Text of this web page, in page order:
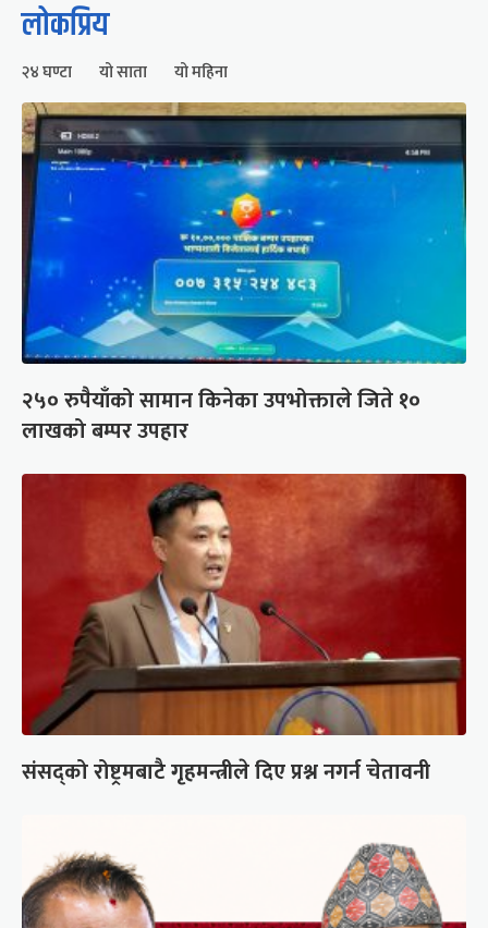
लोकप्रिय
२४ घण्टा यो साता यो महिना
२५० रुपैयाँको सामान किनेका उपभोक्ताले जिते १०
लाखको बम्पर उपहार
संसद्को रोष्ट्रमबाटै गृहमन्त्रीले दिए प्रश्न नगर्न चेतावनी